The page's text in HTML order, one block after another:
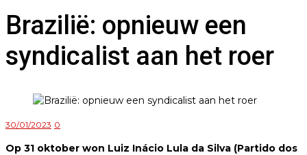
Brazilië: opnieuw een
syndicalist aan het roer
30/01/2023 0
Op 31 oktober won Luiz Inácio Lula da Silva (Partido dos